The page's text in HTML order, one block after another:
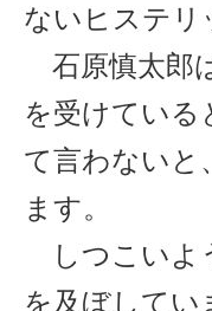
ないヒステリ
石原慎太郎
を受けている
て言わないと
ます。
しつこいよ
を及ぼしてい